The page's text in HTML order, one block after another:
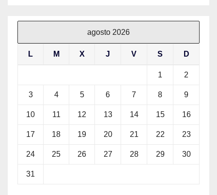
agosto 2026
L M X J V S D
1 2
3 4 5 6 7 8 9
10 11 12 13 14 15 16
17 18 19 20 21 22 23
24 25 26 27 28 29 30
31